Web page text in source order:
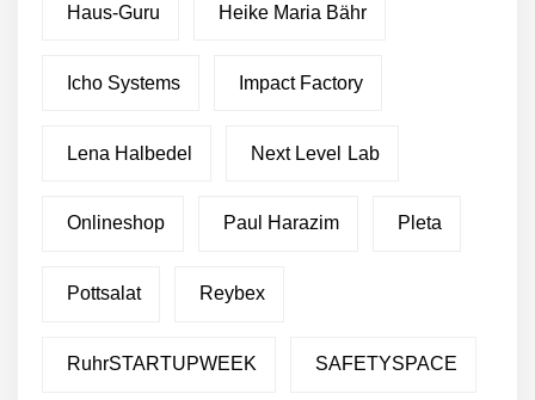
Haus-Guru Heike Maria Bähr
Icho Systems Impact Factory
Lena Halbedel Next Level Lab
Onlineshop Paul Harazim Pleta
Pottsalat Reybex
RuhrSTARTUPWEEK SAFETYSPACE